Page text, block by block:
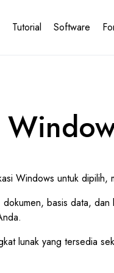
Tutorial Software
Windows untuk dipilih,
basis data,
lunak yang tersedia